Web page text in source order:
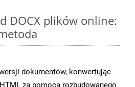
DOCX plików online:
dokumentów, konwertując
za pomocą rozbudowanego